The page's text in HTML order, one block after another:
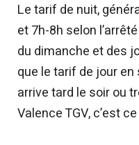
Le tarif de nuit,
et 7h-8h selon
du dimanche et des
que le tarif de jour
arrive tard le soir ou
Valence TGV, c’est